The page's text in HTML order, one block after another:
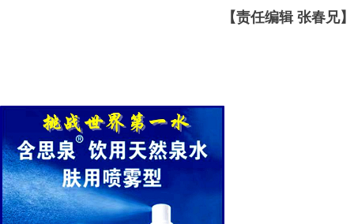
【责任编辑 张春兄】